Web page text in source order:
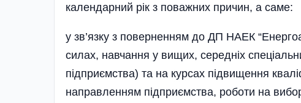
календарний рік з поважних причин, а саме:
у зв’язку з поверненням до ДП НАЕК
силах, навчання у вищих, середніх
підприємства) та на курсах підвищення
направленням підприємства, роботи на